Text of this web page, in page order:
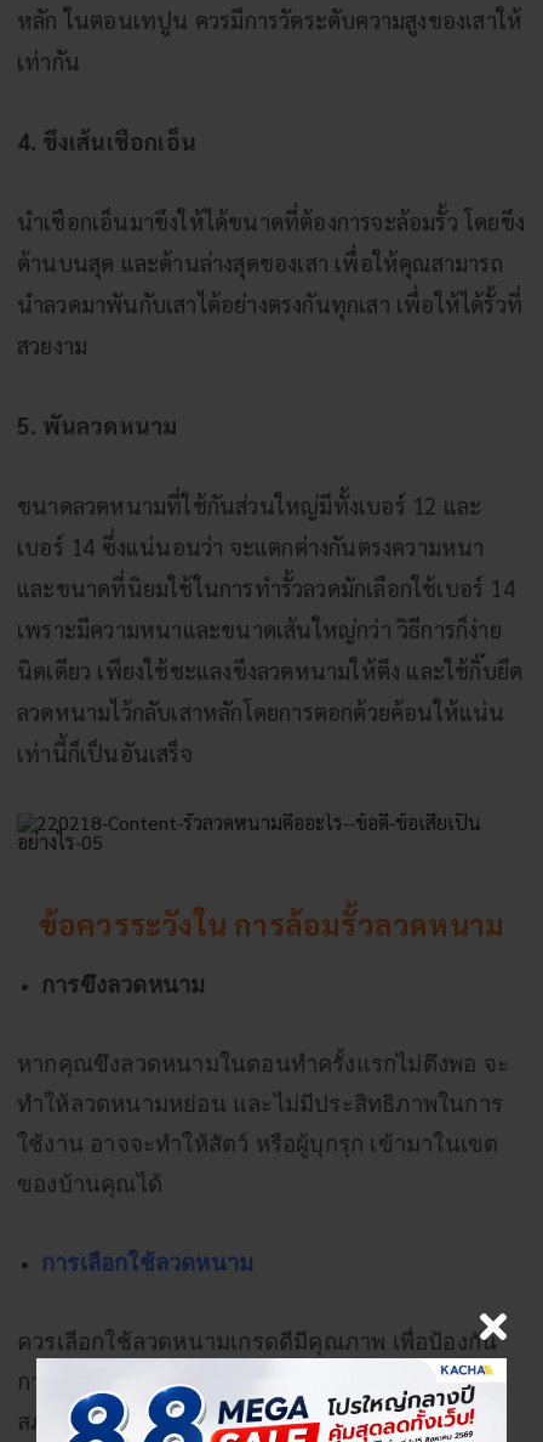
หลัก ในตอนเทปูน ควรมีการวัดระดับความสูงของเสาให้
เท่ากัน
4. ขึงเส้นเชือกเอ็น
นำเชือกเอ็นมาขึงให้ได้ขนาดที่ต้องการจะล้อมรั้ว โดยขึง
ด้านบนสุด และด้านล่างสุดของเสา เพื่อให้คุณสามารถ
นำลวดมาพันกับเสาได้อย่างตรงกันทุกเสา เพื่อให้ได้รั้วที่
สวยงาม
5. พันลวดหนาม
ขนาดลวดหนามที่ใช้กันส่วนใหญ่มีทั้งเบอร์ 12 และ
เบอร์ 14 ซึ่งแน่นอนว่า จะแตกต่างกันตรงความหนา
และขนาดที่นิยมใช้ในการทำรั้วลวดมักเลือกใช้เบอร์ 14
เพราะมีความหนาและขนาดเส้นใหญ่กว่า วิธีการก็ง่าย
นิดเดียว เพียงใช้ชะแลงขึงลวดหนามให้ตึง และใช้กิ๊บยึด
ลวดหนามไว้กลับเสาหลักโดยการตอกด้วยค้อนให้แน่น
เท่านี้ก็เป็นอันเสร็จ
ข้อควรระวังใน การล้อมรั้วลวดหนาม
การขึงลวดหนาม
หากคุณขึงลวดหนามในตอนทำครั้งแรกไม่ตึงพอ จะ
ทำให้ลวดหนามหย่อน และไม่มีประสิทธิภาพในการ
ใช้งาน อาจจะทำให้สัตว์ หรือผู้บุกรุก เข้ามาในเขต
ของบ้านคุณได้
การเลือกใช้ลวดหนาม
ควรเลือกใช้ลวดหนามเกรดดีมีคุณภาพ เพื่อป้องกัน
การเกิดสนิม หากลวดหนามเกิดสนิม จะทำให้เสื่อม
สภาพ และมีอายุการใช้งานที่สั้นกว่าปกติ